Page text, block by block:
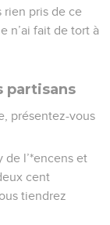
rien pris de ce
n’ai fait de tort à
partisans
présentez-vous
l’*encens et
cent
tiendrez